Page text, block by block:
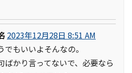
2023年12月28日 8:51 AM
でもいいよそんなの。
ばかり言ってないで、必要なら